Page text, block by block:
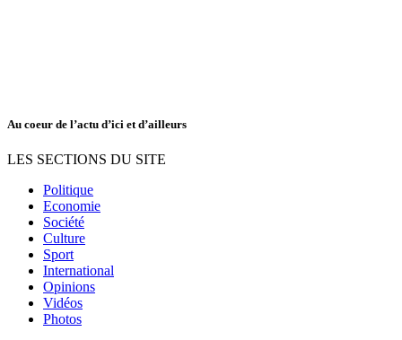
Au coeur de l’actu d’ici et d’ailleurs
LES SECTIONS DU SITE
Politique
Economie
Société
Culture
Sport
International
Opinions
Vidéos
Photos